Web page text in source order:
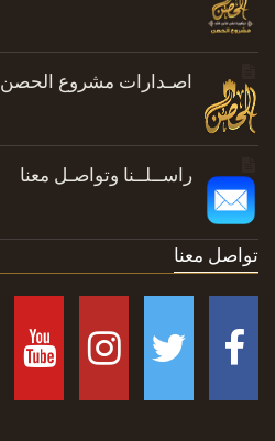
اصـدارات مشروع الحصن
راســلــنا وتواصـل معنا
تواصل معنا